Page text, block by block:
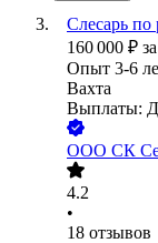
Слесарь по
160 000 ₽
Опыт 3-6
Вахта
Выплаты:
ООО СК
4.2
•
18 отзывов